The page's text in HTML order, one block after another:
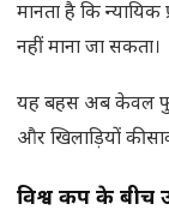
मानता है कि न्यायिक
नहीं माना जा सकता।
यह बहस अब केवल
और खिलाड़ियों की
विश्व कप के बीच